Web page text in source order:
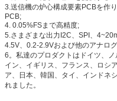
3.送信機の炉心構成要素PCBを作
PCB;
4. 0.05%FSまで高精度;
5.さまざまな出力I2C、SPI、
4.5V、0.2-2.9Vおよび他のアナロ
6。私達のプロダクトはドイツ、
イン、イギリス、フランス、ロシ
ア、日本、韓国、タイ、インドネ
れました。